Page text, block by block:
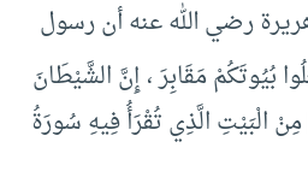
أبي هريرة رضي الله عنه أن رسول
بُيُوتَكُمْ مَقَابِرَ ، إِنَّ الشَّيْطَانَ
الْبَيْتِ الَّذِي تُقْرَأُ فِيهِ سُورَةُ